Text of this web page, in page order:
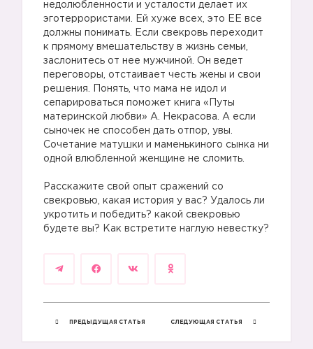
недолюбленности и усталости делает их
эготеррористами. Ей хуже всех, это ЕЕ все
должны понимать. Если свекровь переходит
к прямому вмешательству в жизнь семьи,
заслонитесь от нее мужчиной. Он ведет
переговоры, отстаивает честь жены и свои
решения. Понять, что мама не идол и
сепарироваться поможет книга «Путы
материнской любви» А. Некрасова. А если
сыночек не способен дать отпор, увы.
Сочетание матушки и маменькиного сынка ни
одной влюбленной женщине не сломить.
Расскажите свой опыт сражений со
свекровью, какая история у вас? Удалось ли
укротить и победить? какой свекровью
будете вы? Как встретите наглую невестку?
ПРЕДЫДУЩАЯ СТАТЬЯ СЛЕДУЮЩАЯ СТАТЬЯ